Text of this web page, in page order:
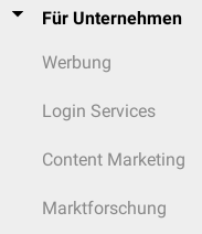
Für Unternehmen
Werbung
Login Services
Content Marketing
Marktforschung